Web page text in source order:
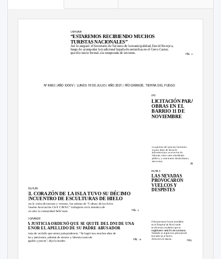
USHUAIA
“ESTAREMOS RECIBIENDO MUCHOS
TURISTAS NACIONALES”
Así lo aseguró el Secretario de Turismo de la municipalidad, David Ferreyra,
luego de acompañar la tradicional bajada de antorchas en el Cerro Castor,
que dio inicio formal a la temporada de invierno.
PÁG. 4
Nº 8682 | AÑO XXXIV | LUNES 19 DE JULIO | AÑO 2021 | RÍO GRANDE, TIERRA DEL FUEGO
IPV
LICITACIÓN PARA
OBRAS EN EL
BARRIO 11 DE
NOVIEMBRE
La apertura del proceso licitatorio
es para dotar de obras de
infraestructura a ese sector de
Ushuaia, tales como alumbrado
público, y conexiones domiciliarias,
entre otras.
PÁG. 8
RUTA 3
LAS NEVADAS
PROVOCARON
VUELCOS Y
TOLHUIN DESPISTES
EL CORAZÓN DE LA ISLA TUVO SU DÉCIMO
ENCUENTRO DE ESCULTURAS DE HIELO
Con la visita de turistas y vecinos, los artistas de “Cultura de las Artes
Visuales Asociación Civil CAVAC” trabajaron en la temática de
PÁG. 6
este año: la comunidad Selk’nam.
RÍO GRANDE
Ocho personas fueron atendidas
en el Hospital de Río Grande
en diversos accidentes que se
registraron este ﬁn de semana.
También se registró un principio de
incendio en el barrio
LA JUSTICIA ORDENÓ QUE SE QUITE DEL DNI DE UNA
MENOR EL APELLIDO DE SU PADRE ABUSADOR
Se trata de un fallo que sienta jurisprudencia. “Se logró tras muchos años de
lucha y peticiones, además de errores y falencia tanto de
abogados y jueces”, dijo la madre.
Altos de la Estancia.
PÁG. 16 PÁG. 16